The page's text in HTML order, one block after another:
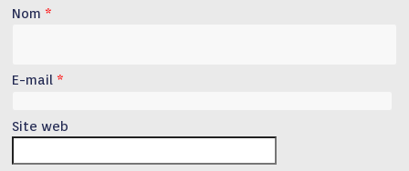
Nom *
E-mail *
Site web